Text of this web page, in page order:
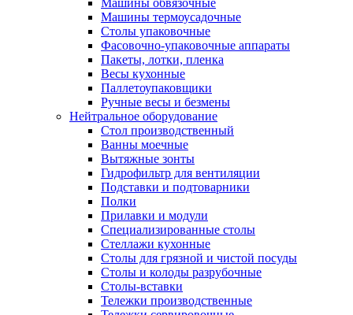
Машины обвязочные
Машины термоусадочные
Столы упаковочные
Фасовочно-упаковочные аппараты
Пакеты, лотки, пленка
Весы кухонные
Паллетоупаковщики
Ручные весы и безмены
Нейтральное оборудование
Cтол производственный
Ванны моечные
Вытяжные зонты
Гидрофильтр для вентиляции
Подставки и подтоварники
Полки
Прилавки и модули
Специализированные столы
Стеллажи кухонные
Столы для грязной и чистой посуды
Столы и колоды разрубочные
Столы-вставки
Тележки производственные